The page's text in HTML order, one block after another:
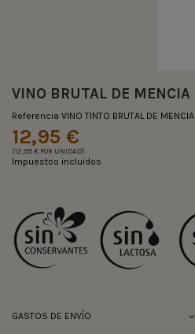
VINO BRUTAL DE MENCIA
Referencia VINO TINTO BRUTAL DE MENCIA
12,95 €
(12,95 € POR UNIDAD)
Impuestos incluidos
GASTOS DE ENVÍO